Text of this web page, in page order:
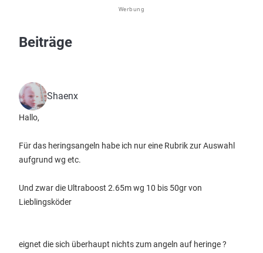
Werbung
Beiträge
Shaenx
Hallo,
Für das heringsangeln habe ich nur eine Rubrik zur Auswahl
aufgrund wg etc.
Und zwar die Ultraboost 2.65m wg 10 bis 50gr von
Lieblingsköder
eignet die sich überhaupt nichts zum angeln auf heringe ?